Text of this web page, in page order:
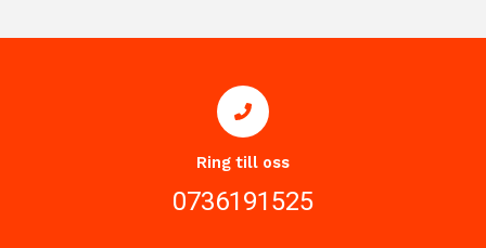
Ring till oss
0736191525